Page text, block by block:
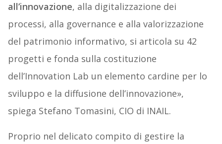
all’innovazione, alla digitalizzazione dei
processi, alla governance e alla valorizzazione
del patrimonio informativo, si articola su 42
progetti e fonda sulla costituzione
dell’Innovation Lab un elemento cardine per lo
sviluppo e la diffusione dell’innovazione»,
spiega Stefano Tomasini, CIO di INAIL.
Proprio nel delicato compito di gestire la